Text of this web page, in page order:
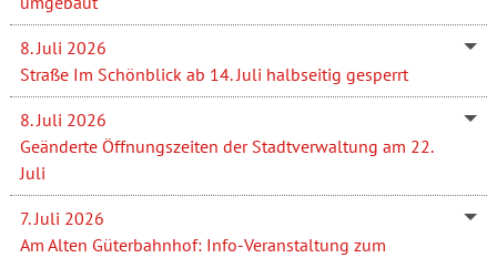
8. Juli 2026
Straße Im Schönblick ab 14. Juli halbseitig gesperrt
8. Juli 2026
Geänderte Öffnungszeiten der Stadtverwaltung am 22.
Juli
7. Juli 2026
Am Alten Güterbahnhof: Info-Veranstaltung zum